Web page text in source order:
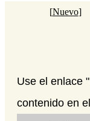
[Nuevo]
Use el enlace
contenido en